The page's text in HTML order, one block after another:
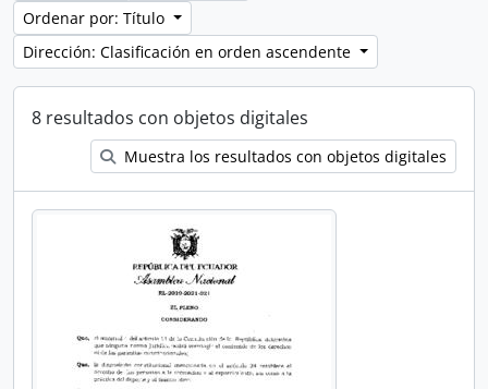
Ordenar por: Título
Dirección: Clasificación en orden ascendente
8 resultados con objetos digitales
Muestra los resultados con objetos digitales